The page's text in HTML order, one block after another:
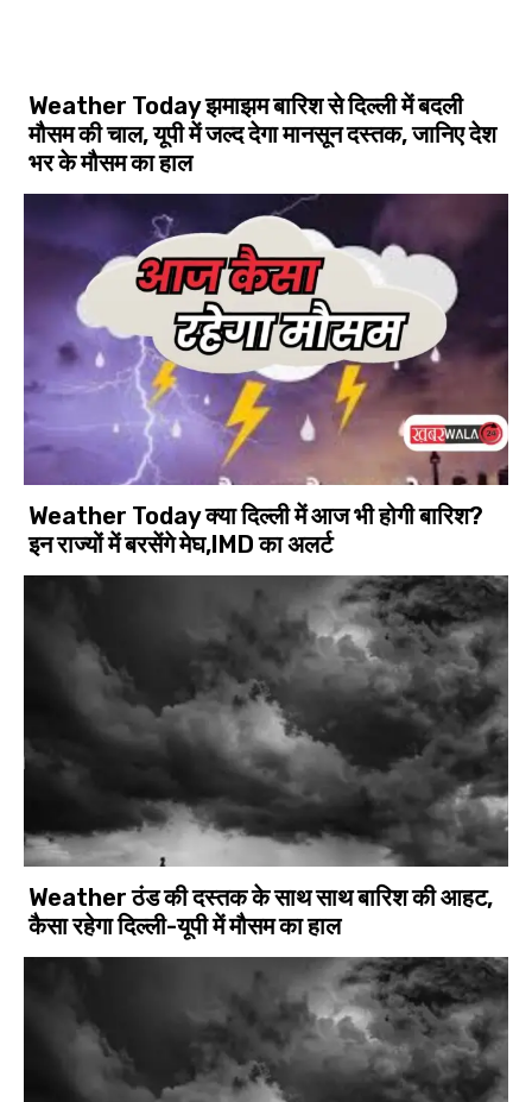
Weather Today झमाझम बारिश से दिल्ली में बदली
मौसम की चाल, यूपी में जल्द देगा मानसून दस्तक, जानिए देश
भर के मौसम का हाल
Weather Today क्या दिल्ली में आज भी होगी बारिश?
इन राज्यों में बरसेंगे मेघ,IMD का अलर्ट
Weather ठंड की दस्तक के साथ साथ बारिश की आहट,
कैसा रहेगा दिल्ली-यूपी में मौसम का हाल